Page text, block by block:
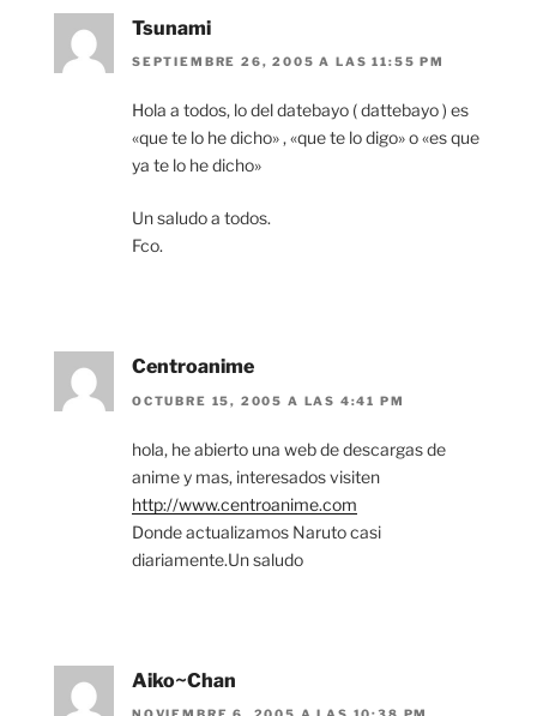
Tsunami
SEPTIEMBRE 26, 2005 A LAS 11:55 PM
Hola a todos, lo del datebayo ( dattebayo ) es
«que te lo he dicho» , «que te lo digo» o «es que
ya te lo he dicho»
Un saludo a todos.
Fco.
Centroanime
OCTUBRE 15, 2005 A LAS 4:41 PM
hola, he abierto una web de descargas de
anime y mas, interesados visiten
http://www.centroanime.com
Donde actualizamos Naruto casi
diariamente.Un saludo
Aiko~Chan